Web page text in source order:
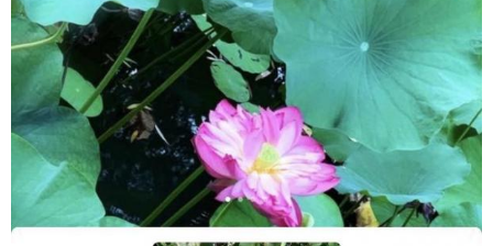
用性。 3. 听和说 product_manager_ai_application
_scenarios_03.png 随着语音识别、自然语言处理
等技术的发展，计算机可以理解客户所说的话，理
解他们的意图或情感，根据不同客户的情绪识别功
能，来创造个性化的推荐消息。这里的想象空间很
大。比如，当有一个很激动的客户打电话投诉时，
人工智能技术识别出该情绪，然后将其路由给有耐
心的、同情心的客服人员去结局；如果是一个常规
的客服咨询电话，可以路由其常规的客户人员去解